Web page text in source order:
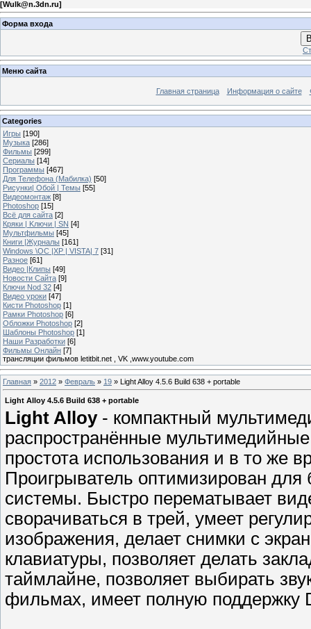
[Wulk@n.3dn.ru]
Форма входа
Меню сайта
Главная страница Информация о сайте
Categories
Игры [190]
Музыка [286]
Фильмы [299]
Сериалы [14]
Программы [467]
Для Телефона (Мабилка) [50]
Рисунки| Обой | Темы [55]
Видеомонтаж [8]
Photoshop [15]
Всё для сайта [2]
Кряки | Kлючи | SN [4]
Мультфильмы [45]
Книги |Журналы [161]
Windows \OC |XP | VISTA| 7 [31]
Разное [61]
Видео |Клипы [49]
Новости Сайта [9]
Ключи Nod 32 [4]
Видео уроки [47]
Кисти Photoshop [1]
Рамки Photoshop [6]
Обложки Photoshop [2]
Шаблоны Photoshop [1]
Наши Разработки [6]
Фильмы Онлайн [7]
трансляции фильмов letitbit.net , VK ,www.youtube.com
Главная » 2012 » Февраль » 19 » Light Alloy 4.5.6 Build 638 + portable
Light Alloy 4.5.6 Build 638 + portable
Light Alloy- компактный
распространённые
простота использования и в то же
Проигрыватель оптимизирован для
системы. Быстро перематывает
сворачиваться в трей, умеет
изображения, делает снимки с
клавиатуры, позволяет делать
таймлайне, позволяет выбирать
фильмах, имеет полную поддержку